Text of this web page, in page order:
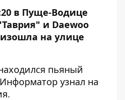
в Пуще-Водице
и Daewoo
на улице
пьяный
Информатор узнал на